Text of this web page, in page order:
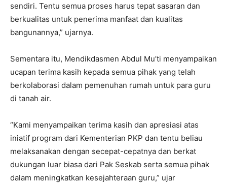
sendiri. Tentu semua proses harus tepat sasaran dan
berkualitas untuk penerima manfaat dan kualitas
bangunannya,” ujarnya.
Sementara itu, Mendikdasmen Abdul Mu’ti menyampaikan
ucapan terima kasih kepada semua pihak yang telah
berkolaborasi dalam pemenuhan rumah untuk para guru
di tanah air.
“Kami menyampaikan terima kasih dan apresiasi atas
iniatif program dari Kementerian PKP dan tentu beliau
melaksanakan dengan secepat-cepatnya dan berkat
dukungan luar biasa dari Pak Seskab serta semua pihak
dalam meningkatkan kesejahteraan guru,” ujar